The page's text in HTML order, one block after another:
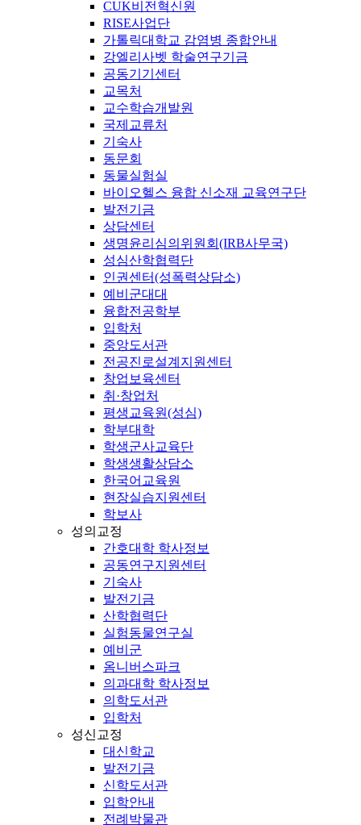
CUK비전혁신원
RISE사업단
가톨릭대학교 감염병 종합안내
강엘리사벳 학술연구기금
공동기기센터
교목처
교수학습개발원
국제교류처
기숙사
동문회
동물실험실
바이오헬스 융합 신소재 교육연구단
발전기금
상담센터
생명윤리심의위원회(IRB사무국)
성심산학협력단
인권센터(성폭력상담소)
예비군대대
융합전공학부
입학처
중앙도서관
전공진로설계지원센터
창업보육센터
취·창업처
평생교육원(성심)
학부대학
학생군사교육단
학생생활상담소
한국어교육원
현장실습지원센터
학보사
성의교정
간호대학 학사정보
공동연구지원센터
기숙사
발전기금
산학협력단
실험동물연구실
예비군
옴니버스파크
의과대학 학사정보
의학도서관
입학처
성신교정
대신학교
발전기금
신학도서관
입학안내
전례박물관